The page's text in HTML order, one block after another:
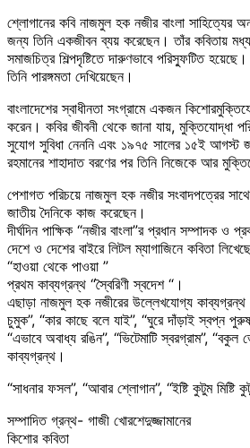
শ্লোগানের কবি নাজমুল হক নজীর বাংলা সাহিত্যের
জন্য তিনি একজীবন ব্যয় করেছেন। তাঁর কবিতায়
সমাজচিত্র শিল্পদৃষ্টিতে দারুণভাবে পরিস্ফুটিত
তিনি পারঙ্গমতা দেখিয়েছেন।
বাংলাদেশের স্বাধীনতা সংগ্রামে একজন
করেন। কবির জীবনী থেকে জানা যায়, মুক্তিযোদ্ধা
সুযোগ সুবিধা নেননি এবং ১৯৭৫ সালের ১৫ই আগস্ট
রহমানের শাহাদাত বরণের পর তিনি নিজেকে আর
পেশাগত পরিচয়ে নাজমুল হক নজীর সংবাদপত্রের
জাতীয় দৈনিকে কাজ করেছেন।
দীর্ঘদিন পাক্ষিক “নজীর বাংলা”র প্রধান সম্পাদক ও
দেশে ও দেশের বাইরে লিটল ম্যাগাজিনে কবিতা
“হাওয়া থেকে পাওয়া ”
প্রথম কাব্যগ্রন্থ “স্বৈরিণী স্বদেশ “।
এছাড়া নাজমুল হক নজীরের উল্লেখযোগ্য
চুমুক”, “কার কাছে বলে যাই”, “ঘুরে দাঁড়াই স্বপ্ন
“এভাবে অবাধ্য রঙিন”, “ভিটেমাটি স্বরগ্রাম”,
কাব্যগ্রন্থ।
“সাধনার ফসল”, “আবার শ্লোগান”, “ইষ্টি কুটুম মিষ্টি
সম্পাদিত গ্রন্থ- গাজী খোরশেদুজ্জামানের
কিশোর কবিতা